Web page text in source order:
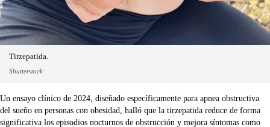
Tirzepatida.
Shutterstock
Un ensayo clínico de 2024, diseñado específicamente para apnea obstructiva
del sueño en personas con obesidad, halló que la tirzepatida reduce de forma
significativa los episodios nocturnos de obstrucción y mejora síntomas como